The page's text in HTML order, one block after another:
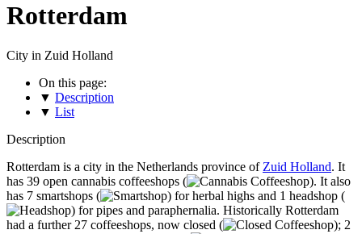
Rotterdam
City in Zuid Holland
On this page:
▼ Description
▼ List
Description
Rotterdam is a city in the Netherlands province of Zuid Holland. It
has 39 open cannabis coffeeshops (
). It also
has 7 smartshops (
) for herbal highs and 1 headshop (
) for pipes and paraphernalia. Historically Rotterdam
had a further 27 coffeeshops, now closed (
); 2